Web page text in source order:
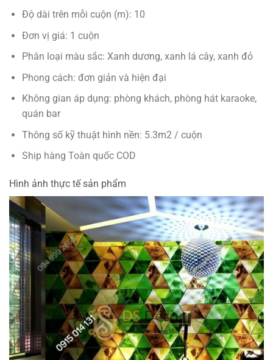
Độ dài trên mỗi cuộn (m): 10
Đơn vị giá: 1 cuộn
Phân loại màu sắc: Xanh dương, xanh lá cây, xanh đỏ
Phong cách: đơn giản và hiện đại
Không gian áp dụng: phòng khách, phòng hát karaoke,
quán bar
Thông số kỹ thuật hình nền: 5.3m2 / cuộn
Ship hàng Toàn quốc COD
Hình ảnh thực tế sản phẩm